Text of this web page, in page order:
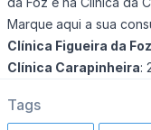
Marque aqui a sua
Clínica Figueira da Foz
Clínica Carapinheira:
Tags